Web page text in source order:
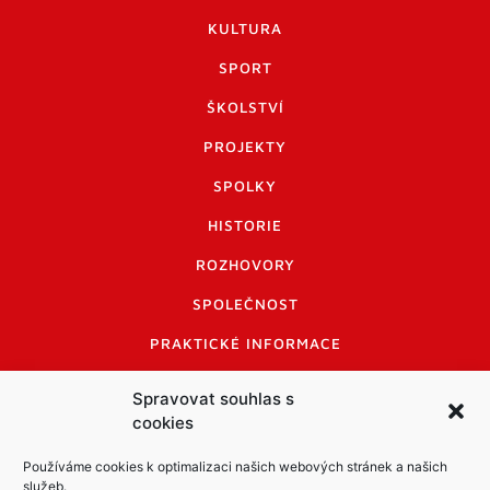
Spravovat souhlas s
cookies
Používáme cookies k optimalizaci našich webových stránek a našich
služeb.
KULTURA
SPORT
ŠKOLSTVÍ
PROJEKTY
SPOLKY
HISTORIE
ROZHOVORY
SPOLEČNOST
PRAKTICKÉ INFORMACE
INFORMACE A KODEX DISKUTUJÍCÍCH
LOGO A LOGO MANUÁL